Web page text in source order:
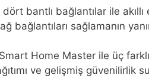
bantlı bağlantılar ile
bağlantıları sağlamanın
Home Master ile üç
ve gelişmiş güvenilirlik